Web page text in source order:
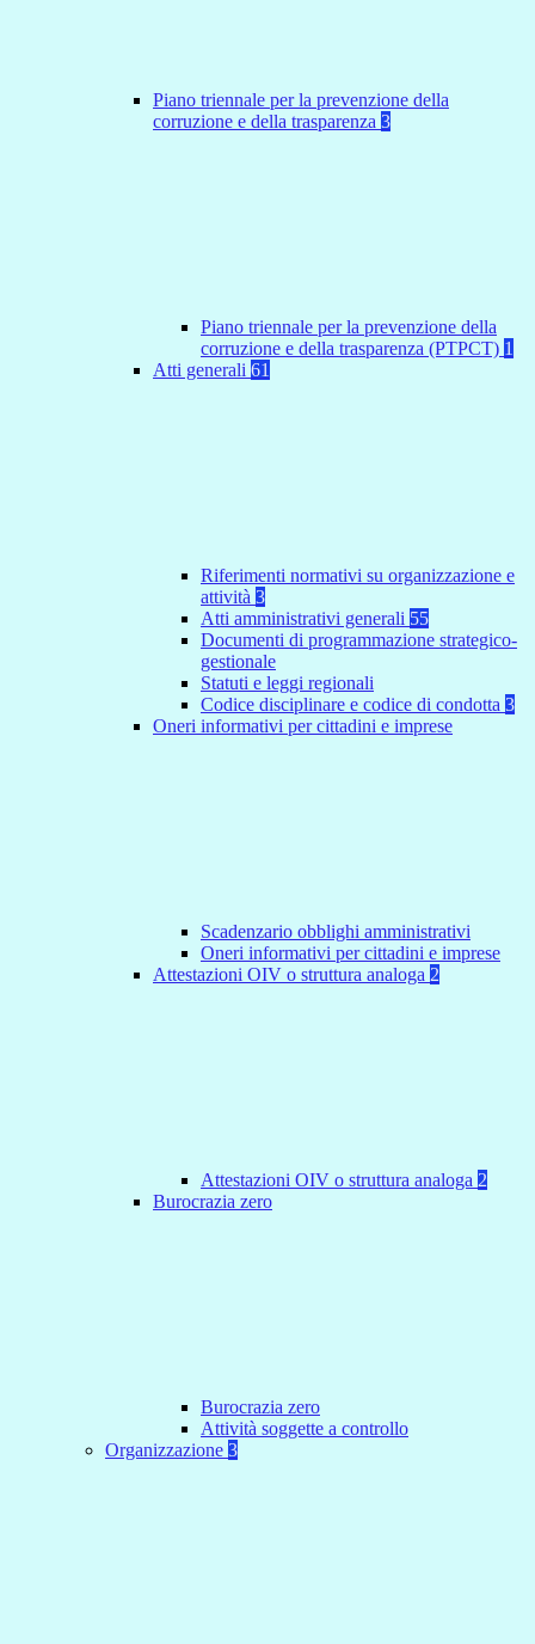
Piano triennale per la prevenzione della
corruzione e della trasparenza 3
Piano triennale per la prevenzione della
corruzione e della trasparenza (PTPCT) 1
Atti generali 61
Riferimenti normativi su organizzazione e
attività 3
Atti amministrativi generali 55
Documenti di programmazione strategico-
gestionale
Statuti e leggi regionali
Codice disciplinare e codice di condotta 3
Oneri informativi per cittadini e imprese
Scadenzario obblighi amministrativi
Oneri informativi per cittadini e imprese
Attestazioni OIV o struttura analoga 2
Attestazioni OIV o struttura analoga 2
Burocrazia zero
Burocrazia zero
Attività soggette a controllo
Organizzazione 3